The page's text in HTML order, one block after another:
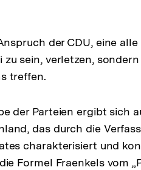
der CDU, eine
sein, verletzen,
treffen.
der Parteien ergibt sich
das durch die
charakterisiert und
Formel Fraenkels vom